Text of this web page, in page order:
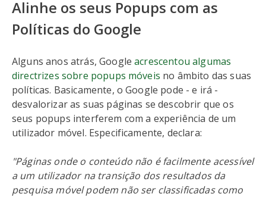
Alinhe os seus Popups com as
Políticas do Google
Alguns anos atrás, Googleacrescentou algumas
directrizes sobre popups móveis no âmbito das suas
políticas. Basicamente, o Google pode - e irá -
desvalorizar as suas páginas se descobrir que os
seus popups interferem com a experiência de um
utilizador móvel. Especificamente, declara:
"Páginas onde o conteúdo não é facilmente acessível
a um utilizador na transição dos resultados da
pesquisa móvel podem não ser classificadas como